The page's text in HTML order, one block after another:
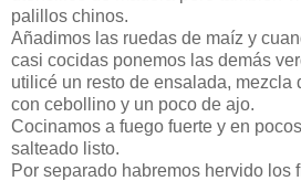
palillos chinos.
Añadimos las ruedas de maíz y
casi cocidas ponemos las demás
utilicé un resto de ensalada, mezcla
con cebollino y un poco de ajo.
Cocinamos a fuego fuerte y en
salteado listo.
Por separado habremos hervido los